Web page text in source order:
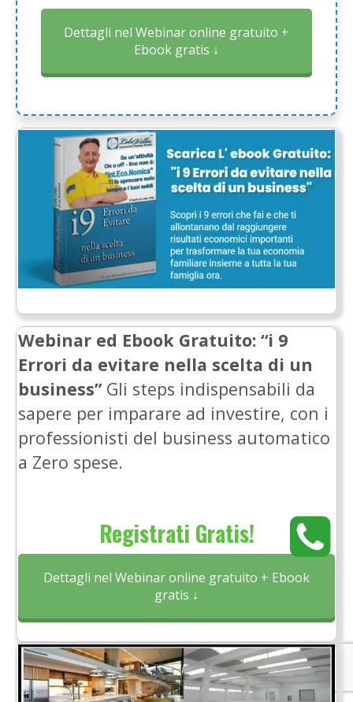
Dettagli nel Webinar online gratuito +
Ebook gratis ↓
Webinar ed Ebook Gratuito: “i 9
Errori da evitare nella scelta di un
business” Gli steps indispensabili da
sapere per imparare ad investire, con i
professionisti del business automatico
a Zero spese.
Registrati Gratis!
Dettagli nel Webinar online gratuito + Ebook
gratis ↓